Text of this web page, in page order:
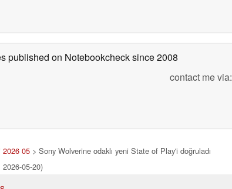
published on Notebookchecksince 2008
contact me via:
2026 05> Sony Wolverine odaklı yeni State of Play'i doğruladı
05-20)